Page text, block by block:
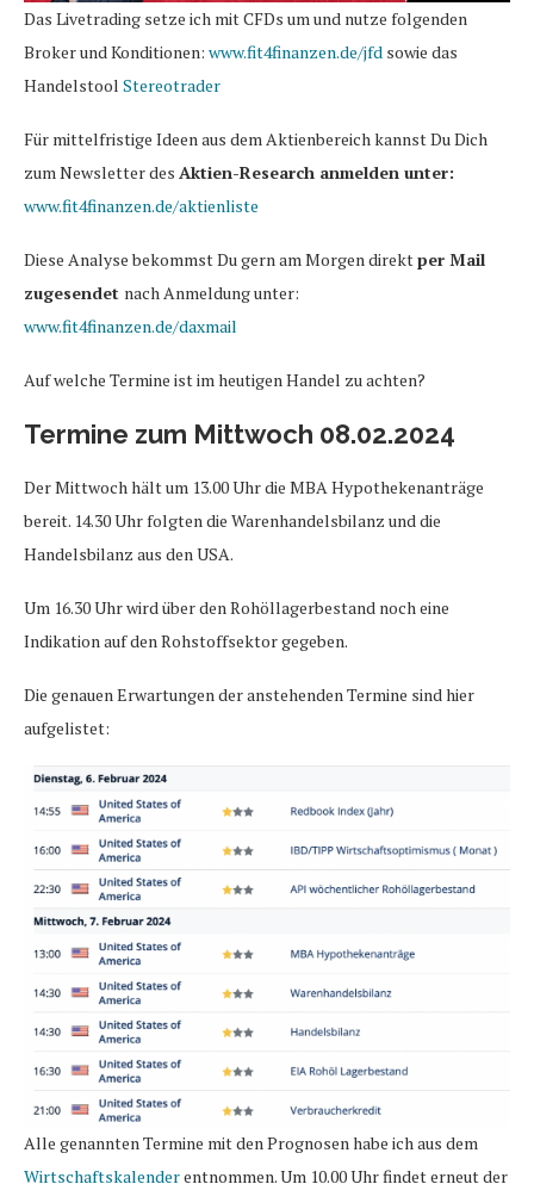
Das Livetrading setze ich mit CFDs um und nutze folgenden
Broker und Konditionen: www.fit4finanzen.de/jfd sowie das
Handelstool Stereotrader
Für mittelfristige Ideen aus dem Aktienbereich kannst Du Dich
zum Newsletter des Aktien-Research anmelden unter:
www.fit4finanzen.de/aktienliste
Diese Analyse bekommst Du gern am Morgen direktper Mail
zugesendet nach Anmeldung unter:
www.fit4finanzen.de/daxmail
Auf welche Termine ist im heutigen Handel zu achten?
Termine zum Mittwoch 08.02.2024
Der Mittwoch hält um 13.00 Uhr die MBA Hypothekenanträge
bereit. 14.30 Uhr folgten die Warenhandelsbilanz und die
Handelsbilanz aus den USA.
Um 16.30 Uhr wird über den Rohöllagerbestand noch eine
Indikation auf den Rohstoffsektor gegeben.
Die genauen Erwartungen der anstehenden Termine sind hier
aufgelistet:
Alle genannten Termine mit den Prognosen habe ich aus dem
Wirtschaftskalenderentnommen. Um 10.00 Uhr findet erneut der